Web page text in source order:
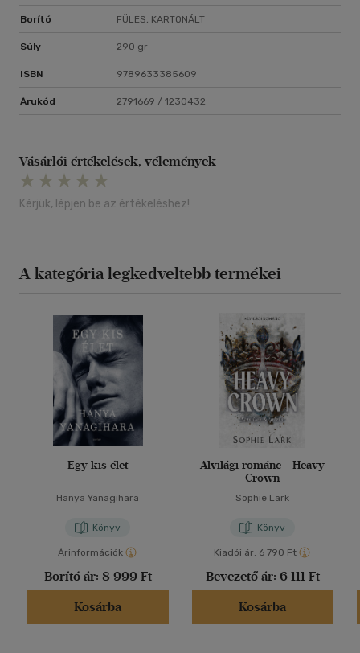
Borító FÜLES, KARTONÁLT
Súly 290 gr
ISBN 9789633385609
Árukód 2791669 / 1230432
Vásárlói értékelések, vélemények
Kérjük, lépjen be az értékeléshez!
A kategória legkedveltebb termékei
Egy kis élet
Hanya Yanagihara
Könyv
Árinformációk
Borító ár: 8 999 Ft
Kosárba
Alvilági románc - Heavy
Crown
Sophie Lark
Könyv
Kiadói ár: 6 790 Ft
Bevezető ár: 6 111 Ft
Kosárba